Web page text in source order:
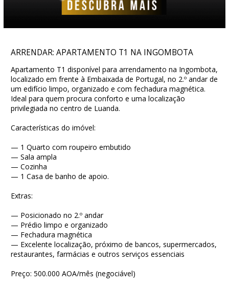
ARRENDAR: APARTAMENTO T1 NA INGOMBOTA
Apartamento T1 disponível para arrendamento na Ingombota,
localizado em frente à Embaixada de Portugal, no 2.º andar de
um edifício limpo, organizado e com fechadura magnética.
Ideal para quem procura conforto e uma localização
privilegiada no centro de Luanda.
Características do imóvel:
— 1 Quarto com roupeiro embutido
— Sala ampla
— Cozinha
— 1 Casa de banho de apoio.
Extras:
— Posicionado no 2.º andar
— Prédio limpo e organizado
— Fechadura magnética
— Excelente localização, próximo de bancos, supermercados,
restaurantes, farmácias e outros serviços essenciais
Preço: 500.000 AOA/mês (negociável)